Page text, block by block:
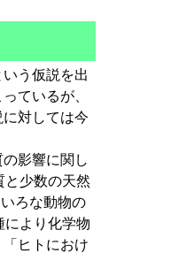
う仮説を出
ているが、
対しては今
影響に関し
と少数の天然
ろな動物の
により化学物
ヒトにおけ